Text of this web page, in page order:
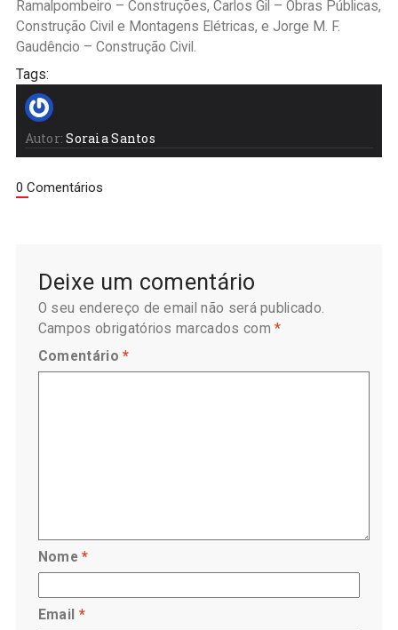
Ramalpombeiro – Construções, Carlos Gil – Obras Públicas,
Construção Civil e Montagens Elétricas, e Jorge M. F.
Gaudêncio – Construção Civil.
Tags:
Autor: Soraia Santos
0 Comentários
Deixe um comentário
O seu endereço de email não será publicado.
Campos obrigatórios marcados com*
Comentário*
Nome*
Email *